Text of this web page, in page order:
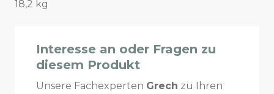
18,2 kg
Interesse an oder Fragen zu
diesem Produkt
Unsere Fachexperten Grech zu Ihren